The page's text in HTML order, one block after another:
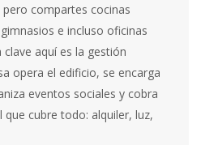
compartes cocinas
e incluso oficinas
aquí es la gestión
opera el edificio, se encarga
eventos sociales y cobra
cubre todo: alquiler, luz,